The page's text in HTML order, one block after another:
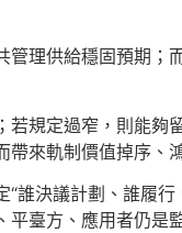
理供給穩固預期；
規定過窄，則能夠
來軌制價值掉序、
“誰決議計劃、誰履
平臺方、應用者仍是